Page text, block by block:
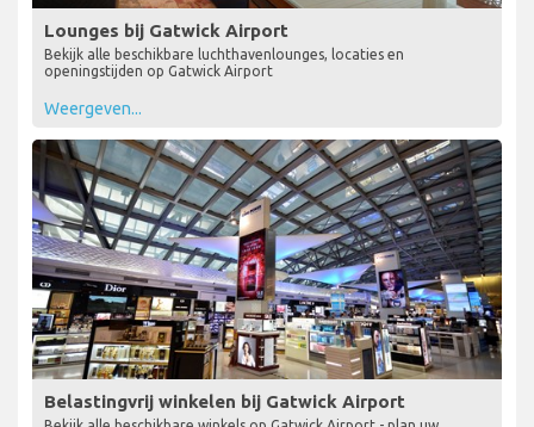
Lounges bij Gatwick Airport
Bekijk alle beschikbare luchthavenlounges, locaties en
openingstijden op Gatwick Airport
Weergeven...
Belastingvrij winkelen bij Gatwick Airport